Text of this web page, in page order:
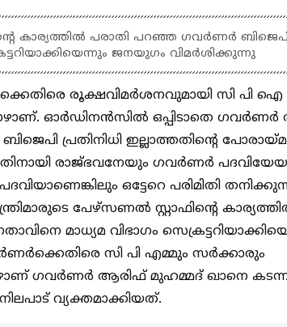
കാര്യത്തില്‍ പരാതി പറഞ്ഞ ഗവര്‍ണര്‍
ജനയു​ഗം വിമർശിക്കുന്നു
രൂക്ഷവിമർശനവുമായി സി പി ഐ
ഓര്‍ഡിനന്‍സില്‍ ഒപ്പിടാതെ ഗവര്‍ണര്‍
പ്രതിനിധി ഇല്ലാത്തതിന്‍റെ പോരായ്മ
രാജ്ഭവനേയും ഗവര്‍ണര്‍
ഒട്ടേറെ പരിമിതി
പേഴ്സണല്‍ സ്റ്റാഫിന്‍റെ
മാധ്യമ വിഭാഗം
സി പി എമ്മും സർക്കാരും
​ഗവർണർ ആരിഫ് മുഹമ്മദ് ഖാനെ
വ്യക്തമാക്കിയത്.